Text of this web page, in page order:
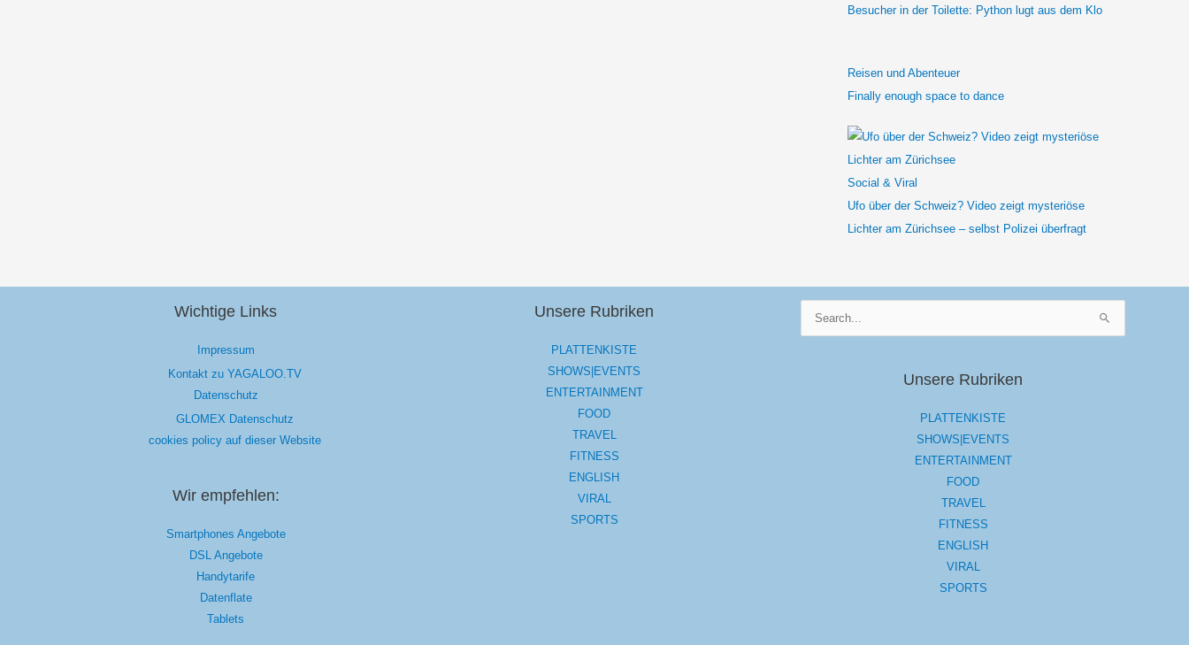
Besucher in der Toilette: Python lugt aus dem Klo
Reisen und Abenteuer
Finally enough space to dance
Social & Viral
Ufo über der Schweiz? Video zeigt mysteriöse
Lichter am Zürichsee – selbst Polizei überfragt
Wichtige Links
Impressum
Kontakt zu YAGALOO.TV
Datenschutz
GLOMEX Datenschutz
cookies policy auf dieser Website
Wir empfehlen:
Smartphones Angebote
DSL Angebote
Handytarife
Datenflate
Tablets
Unsere Rubriken
PLATTENKISTE
SHOWS|EVENTS
ENTERTAINMENT
FOOD
TRAVEL
FITNESS
ENGLISH
VIRAL
SPORTS
Unsere Rubriken
PLATTENKISTE
SHOWS|EVENTS
ENTERTAINMENT
FOOD
TRAVEL
FITNESS
ENGLISH
VIRAL
SPORTS